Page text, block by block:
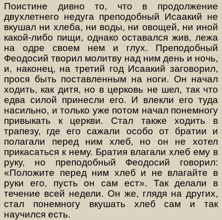
Поистине дивно то, что в продолжение
двухлетнего недуга преподобный Исаакий не
вкушал ни хлеба, ни воды, ни овощей, ни иной
какой-либо пищи, однако оставался жив, лежа
на одре своем нем и глух. Преподобный
Феодосий творил молитву над ним день и ночь,
и, наконец, на третий год Исаакий заговорил,
прося быть поставленным на ноги. Он начал
ходить, как дитя, но в церковь не шел, так что
едва силой принесли его. И влекли его туда
насильно, и только уже потом начал понемногу
привыкать к церкви. Стал также ходить в
трапезу, где его сажали особо от братии и
полагали перед ним хлеб, но он не хотел
прикасаться к нему. Братия влагали хлеб ему в
руку, но преподобный Феодосий говорил:
«Положите перед ним хлеб и не влагайте в
руки его, пусть он сам ест». Так делали в
течение всей недели. Он же, глядя на других,
стал понемногу вкушать хлеб сам и так
научился есть.